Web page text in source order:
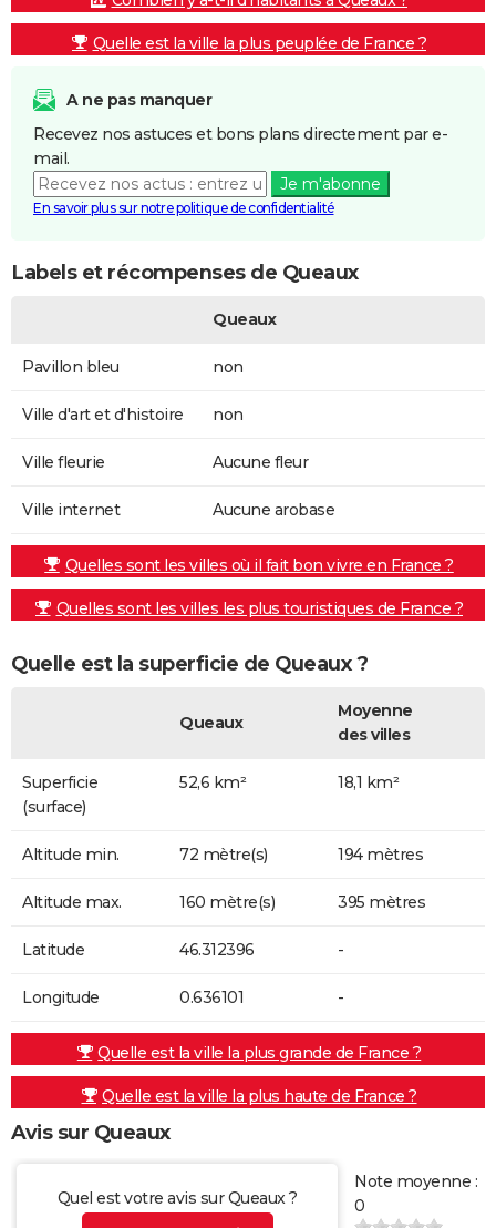
Quelle est la ville la plus peuplée de France ?
A ne pas manquer
Recevez nos astuces et bons plans directement par e-
mail.
Je m'abonne
En savoir plus sur notre politique de confidentialité
Labels et récompenses de Queaux
Queaux
Pavillon bleu non
Ville d'art et d'histoire non
Ville fleurie Aucune fleur
Ville internet Aucune arobase
Quelles sont les villes où il fait bon vivre en France ?
Quelles sont les villes les plus touristiques de France ?
Quelle est la superficie de Queaux ?
Queaux
Moyenne
des villes
Superficie
(surface)
52,6 km² 18,1 km²
Altitude min. 72 mètre(s) 194 mètres
Altitude max. 160 mètre(s) 395 mètres
Latitude 46.312396 -
Longitude 0.636101 -
Quelle est la ville la plus grande de France ?
Quelle est la ville la plus haute de France ?
Avis sur Queaux
Quel est votre avis sur Queaux ?
Note moyenne :
0